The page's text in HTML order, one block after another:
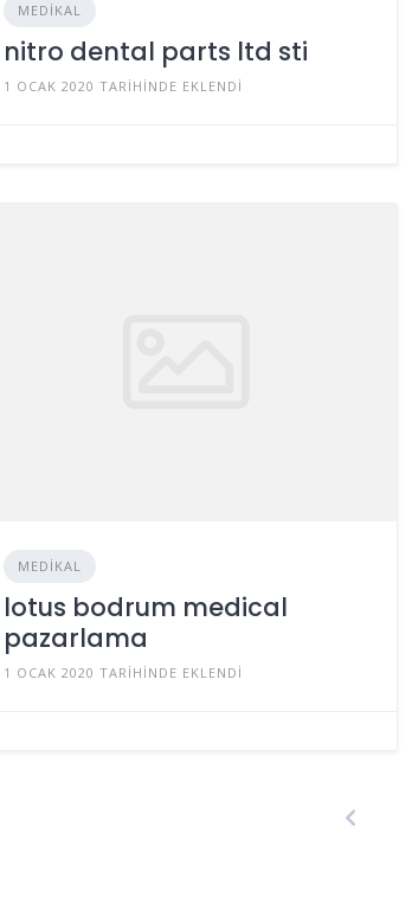
MEDIKAL
nitro dental parts ltd sti
1 OCAK 2020 TARIHINDE EKLENDI
MEDIKAL
lotus bodrum medical
pazarlama
1 OCAK 2020 TARIHINDE EKLENDI